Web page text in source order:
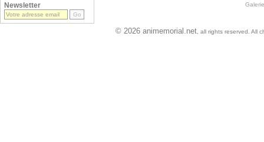
Galerie
Newsletter
© 2026 animemorial.net , all rights reserved. All